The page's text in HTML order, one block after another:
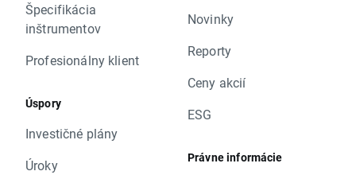
Špecifikácia
inštrumentov
Profesionálny klient
Úspory
Investičné plány
Úroky
Novinky
Reporty
Ceny akcií
ESG
Právne informácie